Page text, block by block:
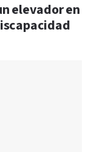
elevador en